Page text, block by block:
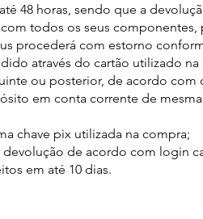
48 horas, sendo que a
todos os seus componentes,
procederá com estorno
através do cartão utilizado
ou posterior, de acordo com
em conta corrente de
chave pix utilizada na compra;
de acordo com login
em até 10 dias.